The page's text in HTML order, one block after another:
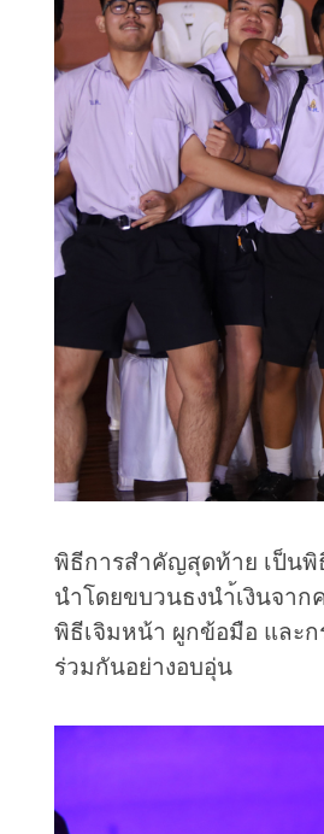
พิธีการสำคัญสุดท้าย เป็นพิ
นำโดยขบวนธงนำ้เงินจา
พิธีเจิมหน้า ผูกข้อมือ และก
ร่วมกันอย่างอบอุ่น